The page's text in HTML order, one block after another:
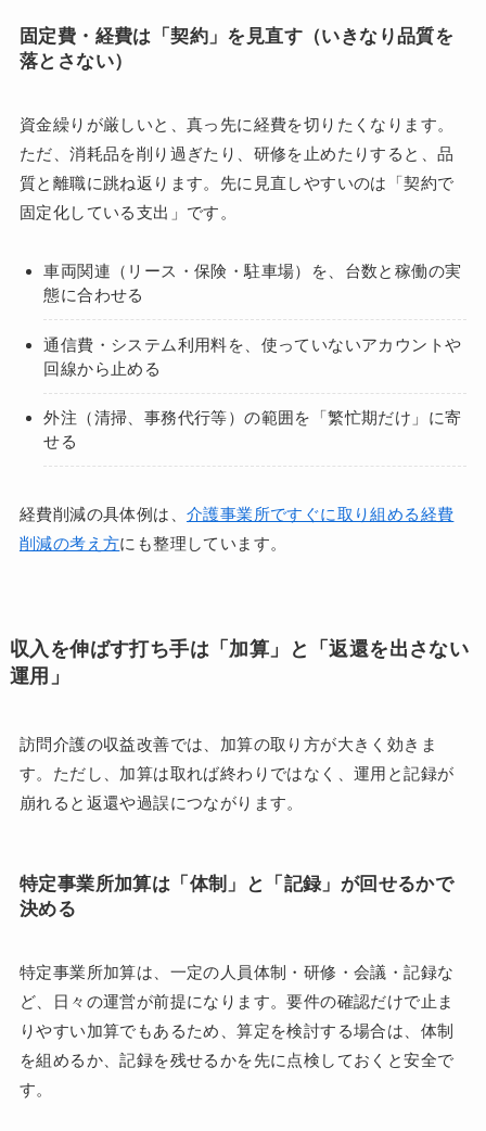
固定費・経費は「契約」を見直す（いきなり品質を
落とさない）
資金繰りが厳しいと、真っ先に経費を切りたくなります。
ただ、消耗品を削り過ぎたり、研修を止めたりすると、品
質と離職に跳ね返ります。先に見直しやすいのは「契約で
固定化している支出」です。
車両関連（リース・保険・駐車場）を、台数と稼働の実
態に合わせる
通信費・システム利用料を、使っていないアカウントや
回線から止める
外注（清掃、事務代行等）の範囲を「繁忙期だけ」に寄
せる
経費削減の具体例は、 介護事業所ですぐに取り組める経費
削減の考え方にも整理しています。
収入を伸ばす打ち手は「加算」と「返還を出さない
運用」
訪問介護の収益改善では、加算の取り方が大きく効きま
す。ただし、加算は取れば終わりではなく、運用と記録が
崩れると返還や過誤につながります。
特定事業所加算は「体制」と「記録」が回せるかで
決める
特定事業所加算は、一定の人員体制・研修・会議・記録な
ど、日々の運営が前提になります。要件の確認だけで止ま
りやすい加算でもあるため、算定を検討する場合は、体制
を組めるか、記録を残せるかを先に点検しておくと安全で
す。